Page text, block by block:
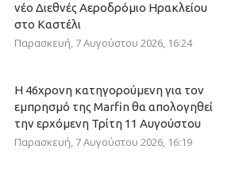
νέο Διεθνές Αεροδρόμιο Ηρακλείου
στο Καστέλι
Παρασκευή, 7 Αυγούστου 2026, 16:24
Η 46χρονη κατηγορούμενη για τον
εμπρησμό της Marfin θα απολογηθεί
την ερχόμενη Τρίτη 11 Αυγούστου
Παρασκευή, 7 Αυγούστου 2026, 16:19